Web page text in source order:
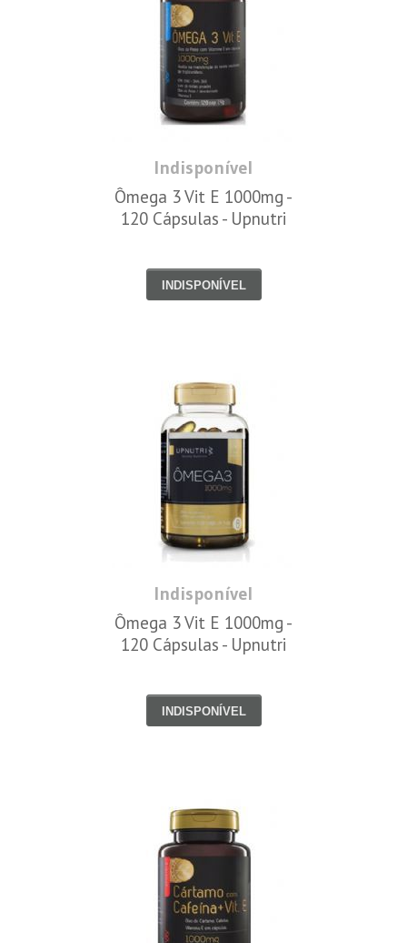
Indisponível
Ômega 3 Vit E 1000mg -
120 Cápsulas - Upnutri
INDISPONÍVEL
Indisponível
Ômega 3 Vit E 1000mg -
120 Cápsulas - Upnutri
INDISPONÍVEL